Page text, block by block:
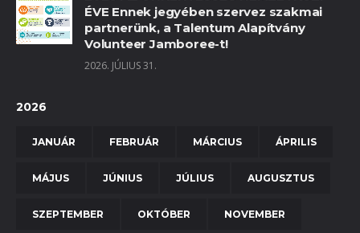
ÉVE Ennek jegyében szervez szakmai
partnerünk, a Talentum Alapítvány
Volunteer Jamboree-t!
2026. JÚLIUS 31.
2026
JANUÁR FEBRUÁR MÁRCIUS ÁPRILIS
MÁJUS JÚNIUS JÚLIUS AUGUSZTUS
SZEPTEMBER OKTÓBER NOVEMBER